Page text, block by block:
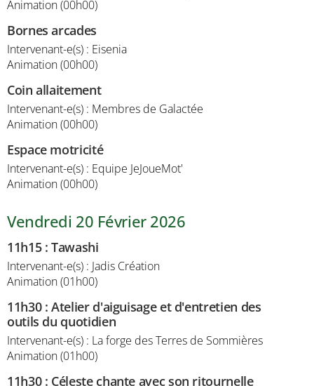
Animation (00h00)
Bornes arcades
Intervenant-e(s) : Eisenia
Animation (00h00)
Coin allaitement
Intervenant-e(s) : Membres de Galactée
Animation (00h00)
Espace motricité
Intervenant-e(s) : Equipe JeJoueMot'
Animation (00h00)
Vendredi 20 Février 2026
11h15:Tawashi
Intervenant-e(s) : Jadis Création
Animation (01h00)
11h30:Atelier d'aiguisage et d'entretien des
outils du quotidien
Intervenant-e(s) : La forge des Terres de Sommières
Animation (01h00)
11h30: Céleste chante avec son ritournelle